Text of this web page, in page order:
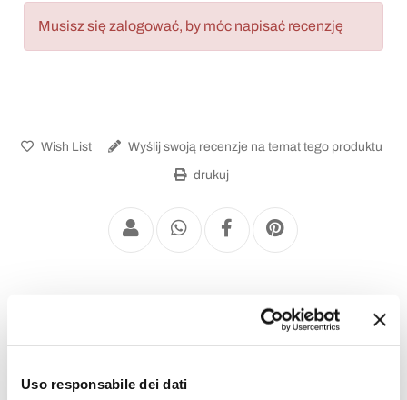
Uso responsabile dei dati
Musisz się zalogować, by móc napisać recenzję
Wish List Wyślij swoją recenzje na temat tego produktu
drukuj
Kinkiety Zabytkowe